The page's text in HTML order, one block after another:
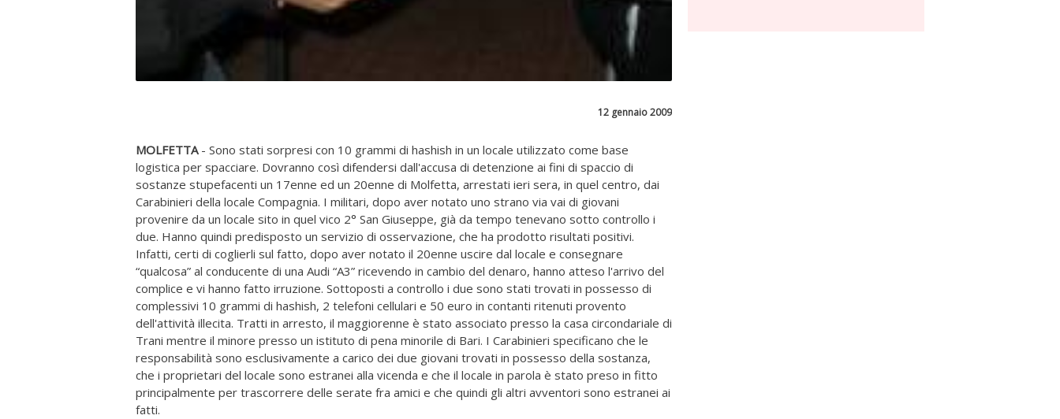
12 gennaio 2009
MOLFETTA- Sono stati sorpresi con 10 grammi di hashish in un locale utilizzato come base
logistica per spacciare. Dovranno così difendersi dall'accusa di detenzione ai fini di spaccio di
sostanze stupefacenti un 17enne ed un 20enne di Molfetta, arrestati ieri sera, in quel centro, dai
Carabinieri della locale Compagnia. I militari, dopo aver notato uno strano via vai di giovani
provenire da un locale sito in quel vico 2° San Giuseppe, già da tempo tenevano sotto controllo i
due. Hanno quindi predisposto un servizio di osservazione, che ha prodotto risultati positivi.
Infatti, certi di coglierli sul fatto, dopo aver notato il 20enne uscire dal locale e consegnare
“qualcosa” al conducente di una Audi “A3” ricevendo in cambio del denaro, hanno atteso l'arrivo del
complice e vi hanno fatto irruzione. Sottoposti a controllo i due sono stati trovati in possesso di
complessivi 10 grammi di hashish, 2 telefoni cellulari e 50 euro in contanti ritenuti provento
dell'attività illecita. Tratti in arresto, il maggiorenne è stato associato presso la casa circondariale di
Trani mentre il minore presso un istituto di pena minorile di Bari. I Carabinieri specificano che le
responsabilità sono esclusivamente a carico dei due giovani trovati in possesso della sostanza,
che i proprietari del locale sono estranei alla vicenda e che il locale in parola è stato preso in fitto
principalmente per trascorrere delle serate fra amici e che quindi gli altri avventori sono estranei ai
fatti.